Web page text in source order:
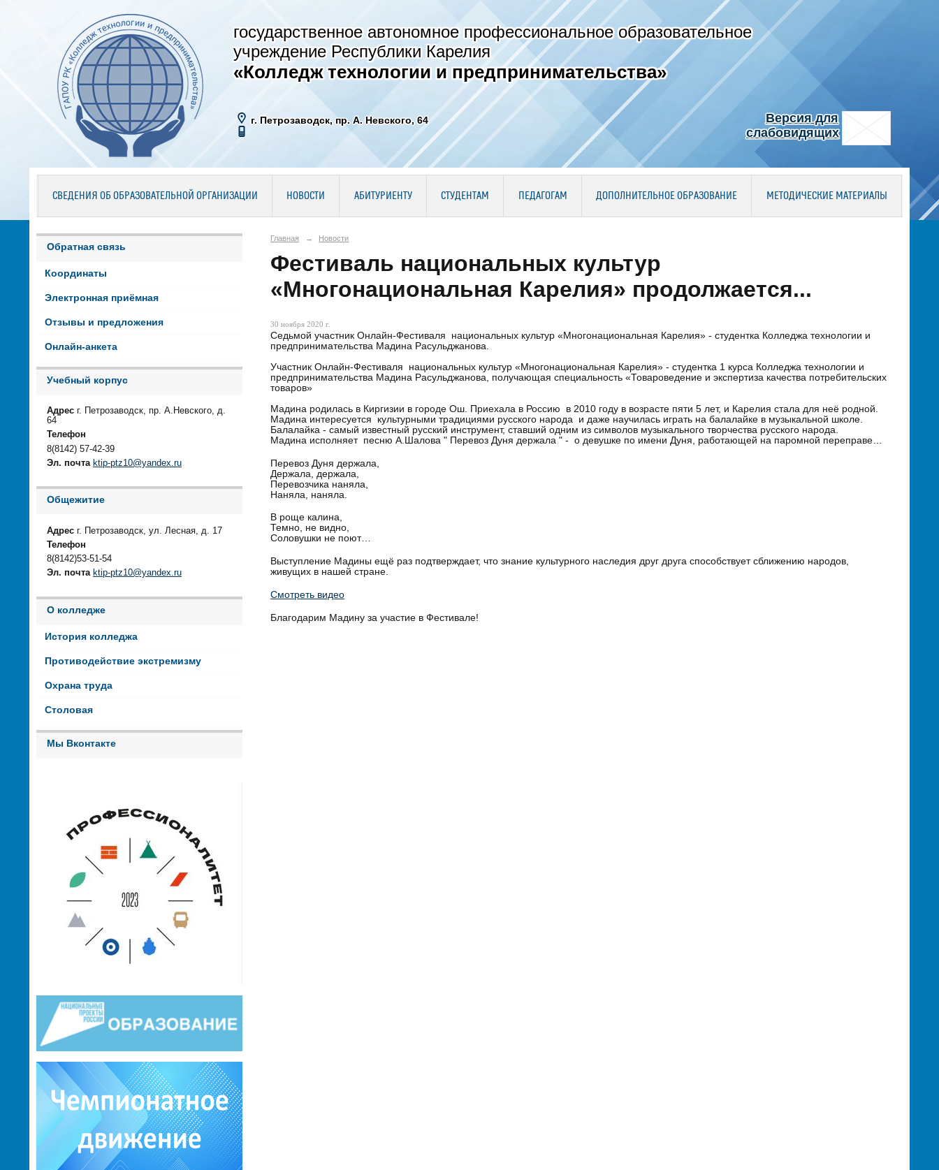
государственное автономное профессиональное образовательное
учреждение Республики Карелия
«Колледж технологии и предпринимательства»
г. Петрозаводск, пр. А. Невского, 64
Версия для
слабовидящих
СВЕДЕНИЯ ОБ ОБРАЗОВАТЕЛЬНОЙ ОРГАНИЗАЦИИ НОВОСТИ АБИТУРИЕНТУ СТУДЕНТАМ ПЕДАГОГАМ ДОПОЛНИТЕЛЬНОЕ ОБРАЗОВАНИЕ МЕТОДИЧЕСКИЕ МАТЕРИАЛЫ
Обратная связь
Координаты
Электронная приёмная
Отзывы и предложения
Онлайн-анкета
Учебный корпус
Адрес г. Петрозаводск, пр. А.Невского, д.
64
Телефон
8(8142) 57-42-39
Эл. почта ktip-ptz10@yandex.ru
Общежитие
Адрес г. Петрозаводск, ул. Лесная, д. 17
Телефон
8(8142)53-51-54
Эл. почта ktip-ptz10@yandex.ru
О колледже
История колледжа
Противодействие экстремизму
Охрана труда
Столовая
Мы Вконтакте
Главная → Новости
Фестиваль национальных культур
«Многонациональная Карелия» продолжается...
30 ноября 2020 г.
Седьмой участник Онлайн-Фестиваля национальных культур «Многонациональная Карелия» - студентка Колледжа технологии и
предпринимательства Мадина Расульджанова.
Участник Онлайн-Фестиваля национальных культур «Многонациональная Карелия» - студентка 1 курса Колледжа технологии и
предпринимательства Мадина Расульджанова, получающая специальность «Товароведение и экспертиза качества потребительских
товаров»
Мадина родилась в Киргизии в городе Ош. Приехала в Россию в 2010 году в возрасте пяти 5 лет, и Карелия стала для неё родной.
Мадина интересуется культурными традициями русского народа и даже научилась играть на балалайке в музыкальной школе.
Балалайка - самый известный русский инструмент, ставший одним из символов музыкального творчества русского народа.
Мадина исполняет песню А.Шалова " Перевоз Дуня держала " - о девушке по имени Дуня, работающей на паромной переправе…
Перевоз Дуня держала,
Держала, держала,
Перевозчика наняла,
Наняла, наняла.
В роще калина,
Темно, не видно,
Соловушки не поют…
Выступление Мадины ещё раз подтверждает, что знание культурного наследия друг друга способствует сближению народов,
живущих в нашей стране.
Смотреть видео
Благодарим Мадину за участие в Фестивале!